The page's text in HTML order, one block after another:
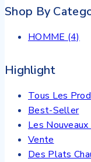
Shop By
HOMME (4)
Highlight
Tous Les
Best-Seller
Les
Vente
Des Plats